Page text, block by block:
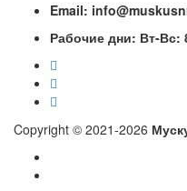
Email:
Рабочие дни: Вт-
Copyright © 2021-2026